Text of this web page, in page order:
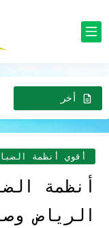
أخر
الاخبار
أقوي أنظمة
أنظمة
الرياض